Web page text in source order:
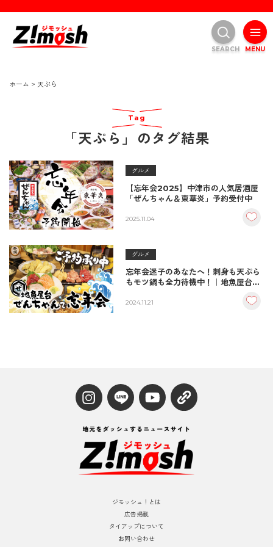
ホーム > 天ぷら
Tag
「天ぷら」のタグ結果
グルメ
【忘年会2025】中津市の人気居酒屋
「ぜんちゃん＆東華炎」予約受付中
2025.11.04
グルメ
忘年会迷子のあなたへ！刺身も天ぷら
もモツ鍋も全力待機中！｜地魚屋台ぜ
2024.11.21
ジモッシュ！とは
広告掲載
タイアップについて
お問い合わせ
MENU
SEARCH